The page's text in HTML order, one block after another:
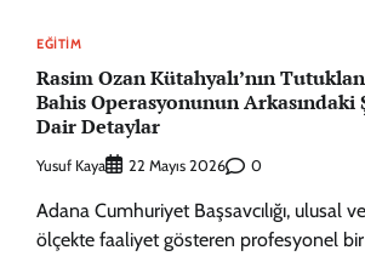
EĞITIM
Rasim Ozan Kütahyalı’nın
Bahis Operasyonunun
Dair Detaylar
Yusuf Kaya 22 Mayıs 2026 0
Adana Cumhuriyet Başsavcılığı, ulusal
ölçekte faaliyet gösteren profesyonel